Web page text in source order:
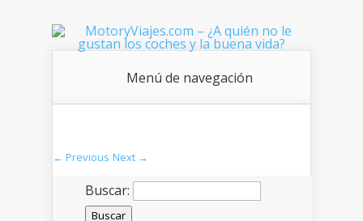
Menú de navegación
← Previous Next →
Buscar: